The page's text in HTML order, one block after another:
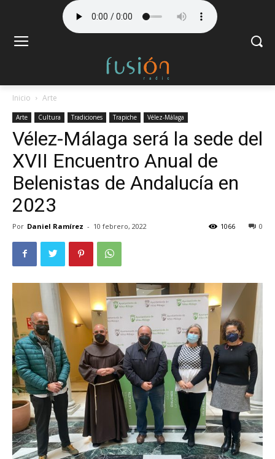
Inicio Arte
Arte Cultura Tradiciones Trapiche Vélez-Málaga
Vélez-Málaga será la sede del
XVII Encuentro Anual de
Belenistas de Andalucía en
2023
Por Daniel Ramírez - 10 febrero, 2022 0
1066